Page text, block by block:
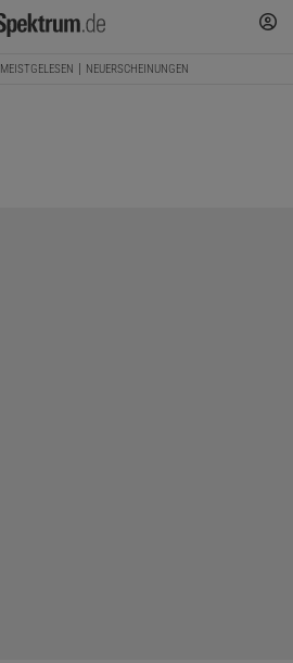
MEISTGELESEN NEUERSCHEINUNGEN